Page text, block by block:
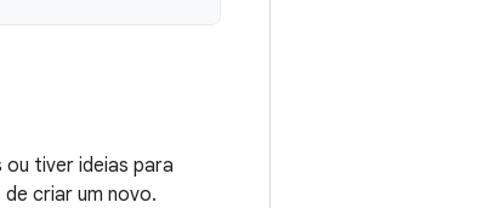
tiver ideias para
criar um novo.